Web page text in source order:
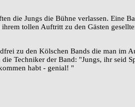
die Jungs die Bühne verlassen. Eine
tollen Auftritt zu den Gästen
zu den Kölschen Bands die man im
Techniker der Band: "Jungs, ihr seid
habt - genial! "